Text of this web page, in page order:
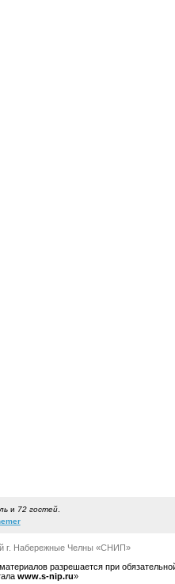
и 72 гостей.
г. Набережные Челны «СНИП»
разрешается при
www.s-nip.ru»